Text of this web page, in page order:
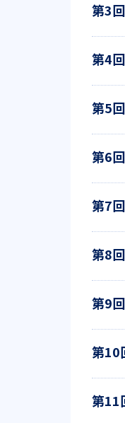
第3
第4
第5
第6
第7
第8
第9
第10
第11